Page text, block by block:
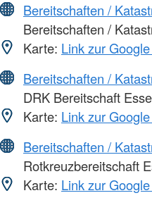
Bereitschaften /
Bereitschaften /
Karte: Link zur
Bereitschaften /
DRK Bereitschaft
Karte: Link zur
Bereitschaften /
Rotkreuzbereitschaft
Karte: Link zur